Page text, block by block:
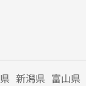
新潟県 富山県